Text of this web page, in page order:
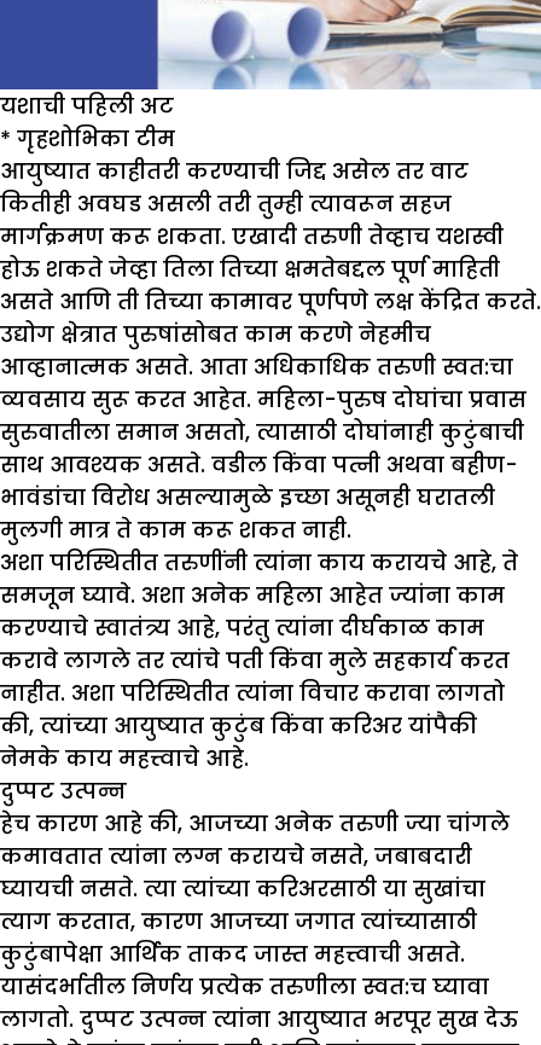
यशाची पहिली अट
* गृहशोभिका टीम
आयुष्यात काहीतरी करण्याची जिद्द असेल तर वाट
कितीही अवघड असली तरी तुम्ही त्यावरून सहज
मार्गक्रमण करू शकता. एखादी तरुणी तेव्हाच यशस्वी
होऊ शकते जेव्हा तिला तिच्या क्षमतेबद्दल पूर्ण माहिती
असते आणि ती तिच्या कामावर पूर्णपणे लक्ष केंद्रित करते.
उद्योग क्षेत्रात पुरुषांसोबत काम करणे नेहमीच
आव्हानात्मक असते. आता अधिकाधिक तरुणी स्वत:चा
व्यवसाय सुरू करत आहेत. महिला-पुरुष दोघांचा प्रवास
सुरुवातीला समान असतो, त्यासाठी दोघांनाही कुटुंबाची
साथ आवश्यक असते. वडील किंवा पत्नी अथवा बहीण-
भावंडांचा विरोध असल्यामुळे इच्छा असूनही घरातली
मुलगी मात्र ते काम करू शकत नाही.
अशा परिस्थितीत तरुणींनी त्यांना काय करायचे आहे, ते
समजून घ्यावे. अशा अनेक महिला आहेत ज्यांना काम
करण्याचे स्वातंत्र्य आहे, परंतु त्यांना दीर्घकाळ काम
करावे लागले तर त्यांचे पती किंवा मुले सहकार्य करत
नाहीत. अशा परिस्थितीत त्यांना विचार करावा लागतो
की, त्यांच्या आयुष्यात कुटुंब किंवा करिअर यांपैकी
नेमके काय महत्त्वाचे आहे.
दुप्पट उत्पन्न
हेच कारण आहे की, आजच्या अनेक तरुणी ज्या चांगले
कमावतात त्यांना लग्न करायचे नसते, जबाबदारी
घ्यायची नसते. त्या त्यांच्या करिअरसाठी या सुखांचा
त्याग करतात, कारण आजच्या जगात त्यांच्यासाठी
कुटुंबापेक्षा आर्थिक ताकद जास्त महत्त्वाची असते.
यासंदर्भातील निर्णय प्रत्येक तरुणीला स्वत:च घ्यावा
लागतो. दुप्पट उत्पन्न त्यांना आयुष्यात भरपूर सुख देऊ